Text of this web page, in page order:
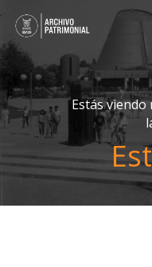
Estás viendo